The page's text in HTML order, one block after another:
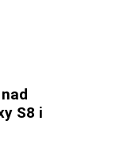
S8 i